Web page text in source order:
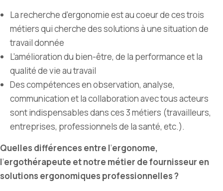
La recherche d’ergonomie est au coeur de ces trois
métiers qui cherche des solutions à une situation de
travail donnée
L’amélioration du bien-être, de la performance et la
qualité de vie au travail
Des compétences en observation, analyse,
communication et la collaboration avec tous acteurs
sont indispensables dans ces 3 métiers (travailleurs,
entreprises, professionnels de la santé, etc.).
Quelles différences entre l’ergonome,
l’ergothérapeute et notre métier de fournisseur en
solutions ergonomiques professionnelles ?